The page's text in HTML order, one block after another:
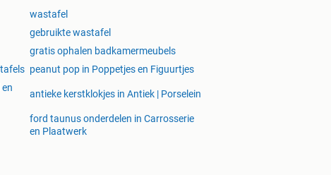
wastafel
gebruikte wastafel
gratis ophalen badkamermeubels
peanut pop in Poppetjes en Figuurtjes
antieke kerstklokjes in Antiek | Porselein
ford taunus onderdelen in Carrosserie
en Plaatwerk